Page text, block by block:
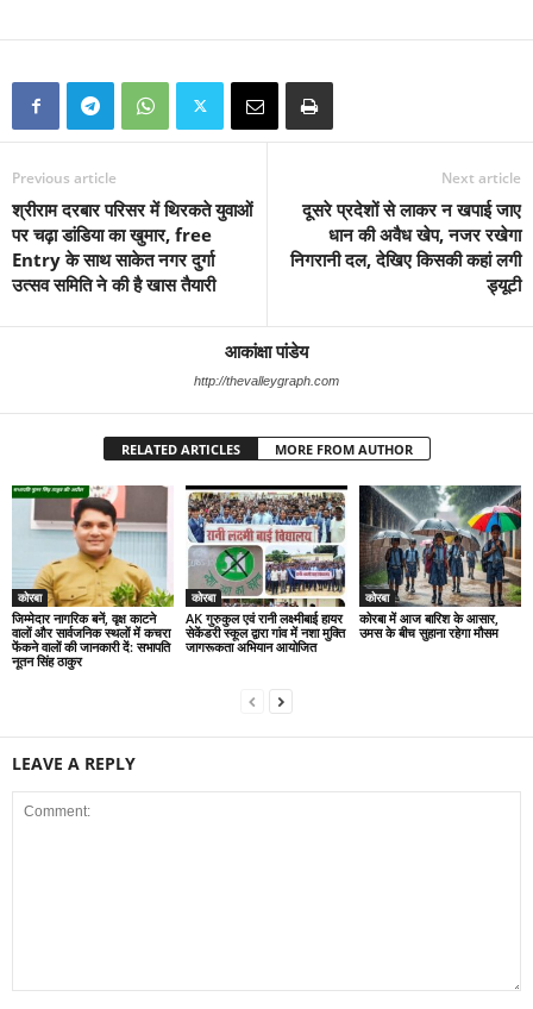
Previous article
श्रीराम दरबार परिसर में थिरकते युवाओं
पर चढ़ा डांडिया का खुमार, free
Entry के साथ साकेत नगर दुर्गा
उत्सव समिति ने की है खास तैयारी
Next article
दूसरे प्रदेशों से लाकर न खपाई जाए
धान की अवैध खेप, नजर रखेगा
निगरानी दल, देखिए किसकी कहां लगी
ड्यूटी
आकांक्षा पांडेय
http://thevalleygraph.com
RELATED ARTICLES MORE FROM AUTHOR
कोरबा
जिम्मेदार नागरिक बनें, वृक्ष काटने
वालों और सार्वजनिक स्थलों में कचरा
फेंकने वालों की जानकारी दें: सभापति
नूतन सिंह ठाकुर
कोरबा
AK गुरुकुल एवं रानी लक्ष्मीबाई हायर
सेकेंडरी स्कूल द्वारा गांव में नशा मुक्ति
जागरूकता अभियान आयोजित
कोरबा
कोरबा में आज बारिश के आसार,
उमस के बीच सुहाना रहेगा मौसम
LEAVE A REPLY